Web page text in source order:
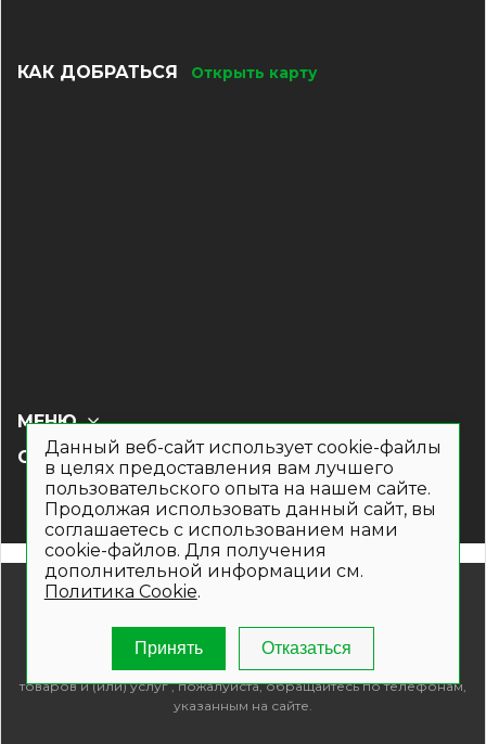
КАК ДОБРАТЬСЯ Открыть карту
СОЦ СЕТИ
МЕНЮ
© 2019- 2026. Общество с ограниченной ответственностью
Информация на сайте носит рекламно-информационный
характер и не является публичной офертой. Для получения
подробной информации о наличии и стоимости указанных
товаров и (или) услуг , пожалуйста, обращайтесь по телефонам,
указанным на сайте.
Данный веб-сайт использует cookie-файлы
в целях предоставления вам лучшего
пользовательского опыта на нашем сайте.
Продолжая использовать данный сайт, вы
соглашаетесь с использованием нами
cookie-файлов. Для получения
дополнительной информации см.
Политика Cookie.
Принять Отказаться